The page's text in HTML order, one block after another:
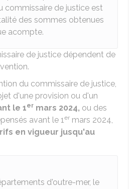
commissaire de justice est
des sommes obtenues
acompte.
de justice dépendent de
du commissaire de justice,
d'une provision ou d'un
le 1er mars 2024, ou des
avant le 1er mars 2024,
en vigueur jusqu'au
d'outre-mer, le